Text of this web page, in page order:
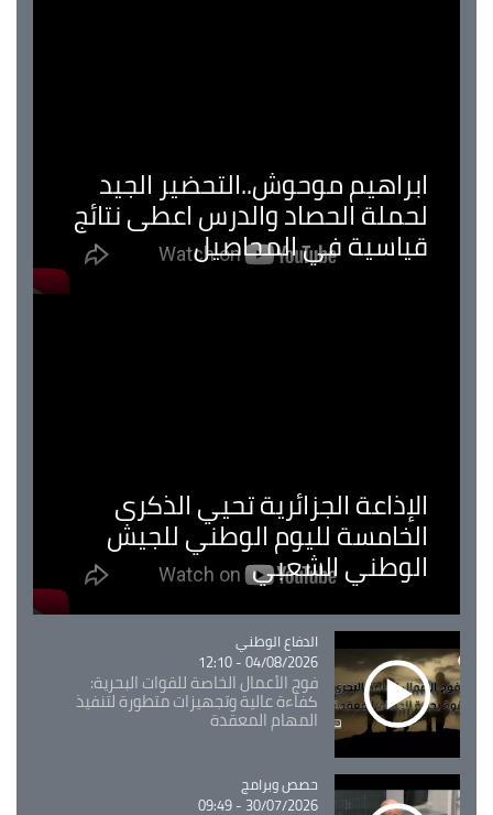
ابراهيم موحوش..التحضير الجيد
لحملة الحصاد والدرس اعطى نتائج
قياسية في المحاصيل
الإذاعة الجزائرية تحيي الذكرى
الخامسة لليوم الوطني للجيش
الوطني الشعبي
Catégorie
الدفاع الوطني
04/08/2026 - 12:10
فوج الأعمال الخاصة للقوات البحرية:
كفاءة عالية وتجهيزات متطورة لتنفيذ
المهام المعقدة
Catégorie
حصص وبرامج
30/07/2026 - 09:49